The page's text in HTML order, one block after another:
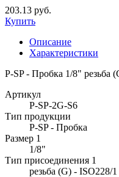
203.13 руб.
Купить
Описание
Характеристики
P-SP - Пробка 1/8" резьба
Артикул
P-SP-2G-S6
Тип продукции
P-SP - Пробка
Размер 1
1/8"
Тип присоединения 1
резьба (G) - ISO228/